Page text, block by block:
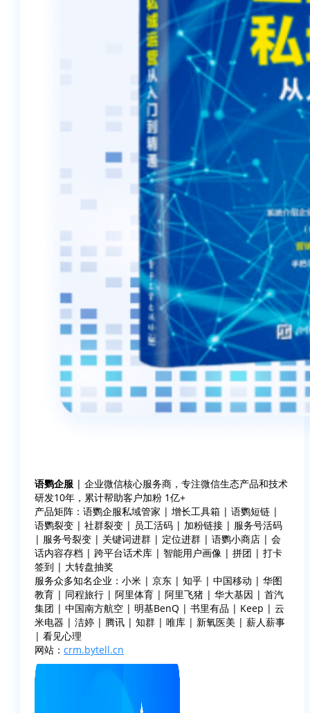
语鹦企服 | 企业微信核心服务商，专注微信生态产品和技术
研发10年，累计帮助客户加粉 1亿+
产品矩阵：语鹦企服私域管家 | 增长工具箱 | 语鹦短链 |
语鹦裂变 | 社群裂变 | 员工活码 | 加粉链接 | 服务号活码
| 服务号裂变 | 关键词进群 | 定位进群 | 语鹦小商店 | 会
话内容存档 | 跨平台话术库 | 智能用户画像 | 拼团 | 打卡
签到 | 大转盘抽奖
服务众多知名企业：小米 | 京东 | 知乎 | 中国移动 | 华图
教育 | 同程旅行 | 阿里体育 | 阿里飞猪 | 华大基因 | 首汽
集团 | 中国南方航空 | 明基BenQ | 书里有品 | Keep | 云
米电器 | 洁婷 | 腾讯 | 知群 | 唯库 | 新氧医美 | 薪人薪事
| 看见心理
网站： crm.bytell.cn